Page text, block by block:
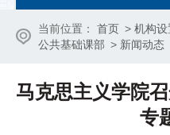
当前位置： 首页 > 机构设
公共基础课部 > 新闻动态
马克思主义学院
专